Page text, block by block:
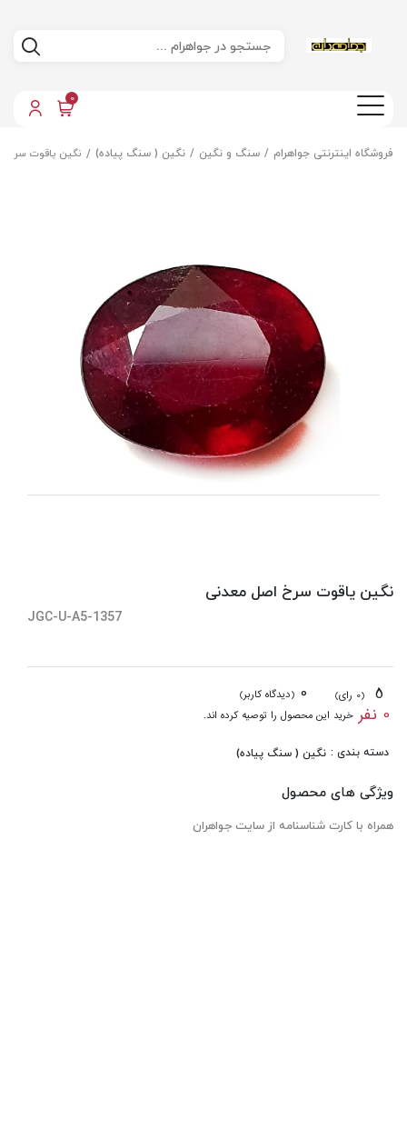
0
فروشگاه اینترنتی جواهرام سنگ و نگین نگین ( سنگ پیاده) نگین یاقوت سرخ
نگین یاقوت سرخ اصل معدنی
JGC-U-A5-1357
(0 رای) 0 (دیدگاه کاربر)
0 نفر خرید این محصول را توصیه کرده اند.
دسته بندی : نگین ( سنگ پیاده)
ویژگی های محصول
همراه با کارت شناسنامه از سایت جواهران